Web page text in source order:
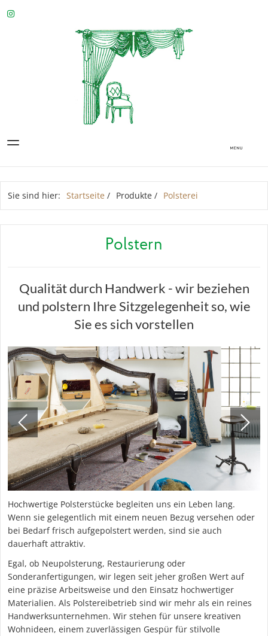
Sie sind hier: Startseite / Produkte / Polsterei
Polstern
Qualität durch Handwerk - wir beziehen
und polstern Ihre Sitzgelegenheit so, wie
Sie es sich vorstellen
Hochwertige Polsterstücke begleiten uns ein Leben lang.
Wenn sie gelegentlich mit einem neuen Bezug versehen oder
bei Bedarf frisch aufgepolstert werden, sind sie auch
dauerhaft attraktiv.
Egal, ob Neupolsterung, Restaurierung oder
Sonderanfertigungen, wir legen seit jeher großen Wert auf
eine präzise Arbeitsweise und den Einsatz hochwertiger
Materialien. Als Polstereibetrieb sind wir mehr als ein reines
Handwerksunternehmen. Wir stehen für unsere kreativen
Wohnideen, einem zuverlässigen Gespür für stilvolle